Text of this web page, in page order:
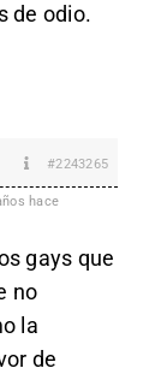
de odio.
#2243265
hace
gays que
no
la
de